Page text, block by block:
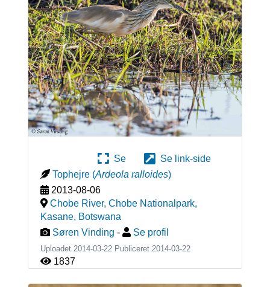
Se
Se link-side
Tophejre (Ardeola ralloides)
2013-08-06
Chobe River, Chobe Nationalpark,
Kasane, Botswana
Søren Vinding - Se profil
Uploadet 2014-03-22 Publiceret 2014-03-22
1837